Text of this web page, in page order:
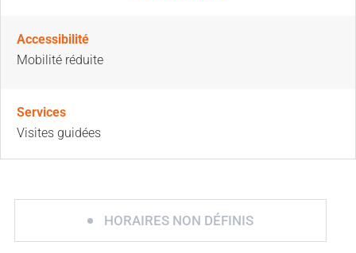
Accessibilité
Mobilité réduite
Services
Visites guidées
HORAIRES NON DÉFINIS